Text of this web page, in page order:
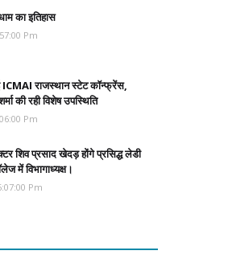
का इतिहास
Pm
राजस्थान स्टेट कॉन्फ्रेंस,
की रही विशेष उपस्थिति
Pm
शिव प्रसाद खेदड़ होंगे प्रसिद्ध लेडी
में विभागाध्यक्ष।
Pm